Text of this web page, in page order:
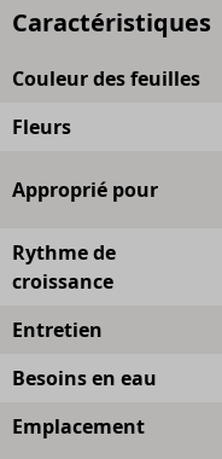
Caractéristiques
Couleur des feuilles
Fleurs
Approprié pour
Rythme de
croissance
Entretien
Besoins en eau
Emplacement